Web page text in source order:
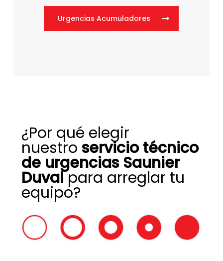
Urgencias Acumuladores
¿Por qué elegir
nuestro servicio técnico
de urgencias Saunier
Duvalpara arreglar tu
equipo?